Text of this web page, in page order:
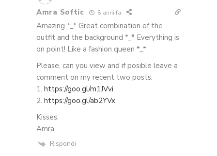
Amra Softic 8 anni fa
Amazing *_* Great combination of the
outfit and the background *_* Everything is
on point! Like a fashion queen *_*
Please, can you view and if posible leave a
comment on my recent two posts:
1. https://goo.gl/m1JVvi
2. https://goo.gl/ab2YVx
Kisses,
Amra.
Rispondi